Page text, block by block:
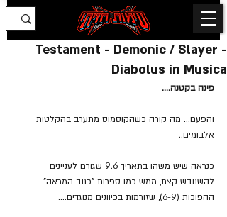
Testament - Demonic / Slayer -
Diabolus in Musica
פינה בקטנה....
והפעם... מה קורה כשהקוסמוס מתערב בהקלטות
אלבומים..
כנראה שיש משהו בתאריך 9.6 שגורם לעניינים
להשתבש קצת, ממש כמו ספרות "כתב המראה"
ההפוכות (6-9), שזורמות בכיוונים מנוגדים....